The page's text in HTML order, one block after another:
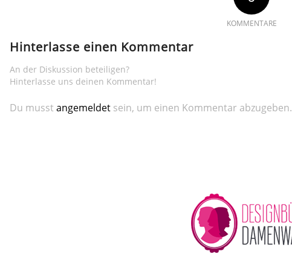
KOMMENTARE
Hinterlasse einen Kommentar
An der Diskussion beteiligen?
Hinterlasse uns deinen Kommentar!
Du musst angemeldet sein, um einen Kommentar abzugeben.